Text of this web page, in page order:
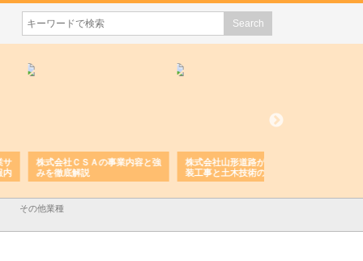
社ＣＳＡの事業内容と強
底解説
株式会社山形道路が手がける舗
装工事と土木技術の全容
その他業種